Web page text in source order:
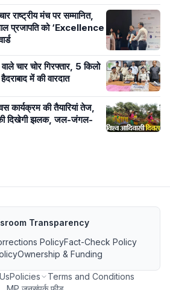
राष्ट्रीय मंच पर सम्मानित,
प्रजापति को ‘Excellence
चार चोर गिरफ्तार, 5 किलो
में की वारदात
कार्यक्रम की तैयारियां तेज,
दिखेगी झलक, जल-जंगल-
Transparency
PolicyFact-Check Policy
Ownership & Funding
Policies
Terms and Conditions